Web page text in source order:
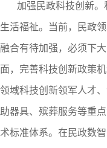
加强民政科技创新
生活福祉。当前，民政
融合有待加强，必须下
面，完善科技创新政策
领域科技创新领军人才
助器具、殡葬服务等重
术标准体系。在民政数